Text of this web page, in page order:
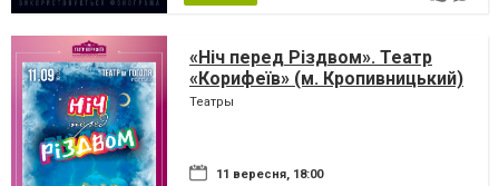
«Ніч перед Різдвом». Театр
«Корифеїв» (м. Кропивницький)
Театры
11 вересня, 18:00